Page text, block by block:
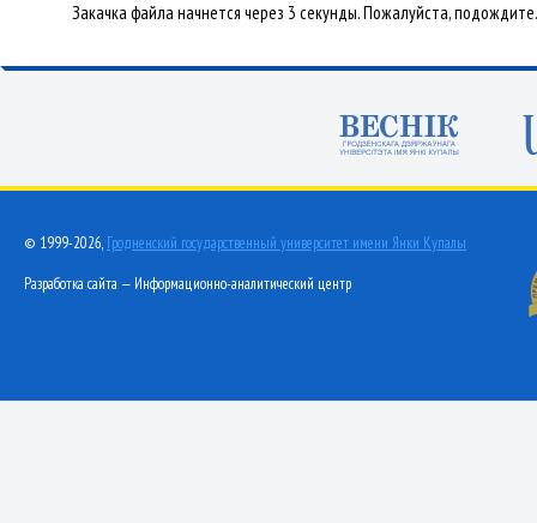
Закачка файла начнется через 3 секунды. Пожалуйста, подождите.
© 1999-2026, Гродненский государственный университет имени Янки Купалы
Разработка сайта — Информационно-аналитический центр